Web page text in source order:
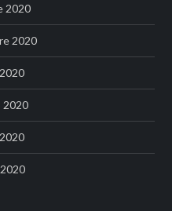
2020
2020
2020